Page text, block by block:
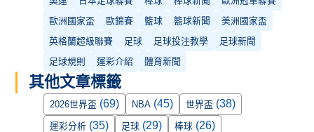
歐洲國家盃
歐錦賽 籃球 籃球新聞
美洲國家盃
英格蘭超級聯賽
足球 足球投注教學
足球新聞
足球規則
運彩介紹 體育新聞
其他文章標籤
2026世界盃 (69) NBA (45) 世界盃 (38)
運彩分析 (35) 足球 (29) 棒球 (26)